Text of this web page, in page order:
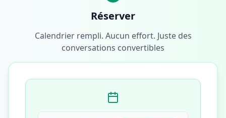
Réserver
Calendrier rempli. Aucun effort. Juste des
conversations convertibles